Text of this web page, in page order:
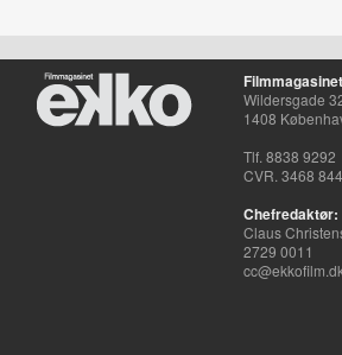
Wildersgade
1408
Tlf. 8838 9292
CVR. 3468
Chefredaktør:
Claus
2729 0011